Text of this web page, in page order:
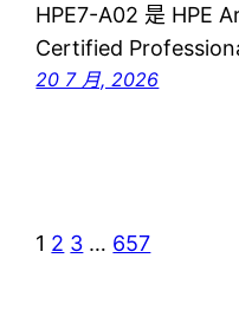
HPE7-A02 是 HPE
Certified
20 7 月, 2026
1 2 3 … 657